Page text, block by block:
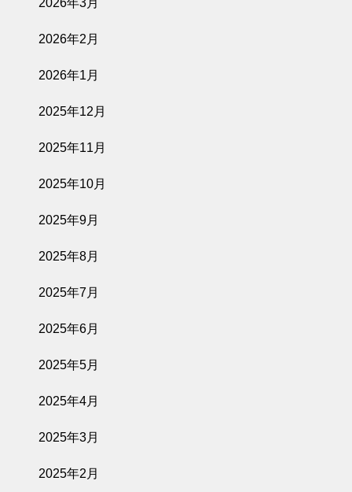
2026年2月
2026年1月
2025年12月
2025年11月
2025年10月
2025年9月
2025年8月
2025年7月
2025年6月
2025年5月
2025年4月
2025年3月
2025年2月